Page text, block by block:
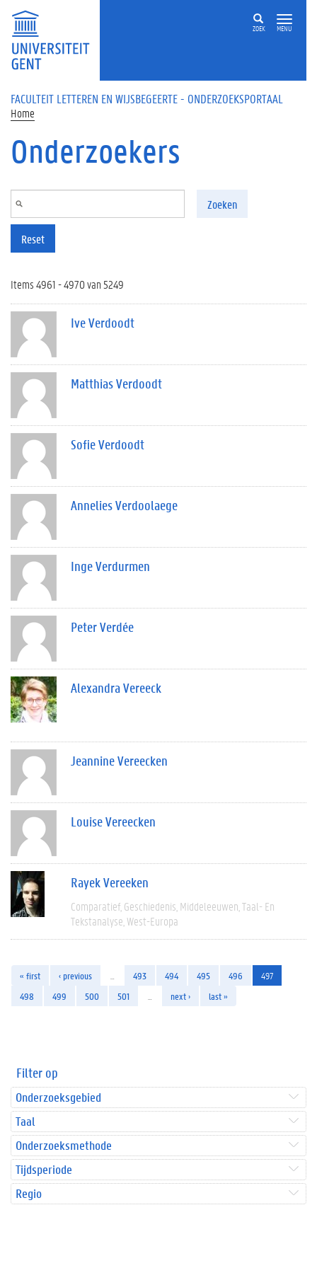
Overslaan en naar de inhoud gaan
ZOEK MENU
FACULTEIT LETTEREN EN WIJSBEGEERTE - ONDERZOEKSPORTAAL
Home
Onderzoekers
Zoeken
Reset
Items 4961 - 4970 van 5249
Ive Verdoodt
Matthias Verdoodt
Sofie Verdoodt
Annelies Verdoolaege
Inge Verdurmen
Peter Verdée
Alexandra Vereeck
Jeannine Vereecken
Louise Vereecken
Rayek Vereeken
Comparatief Geschiedenis Middeleeuwen Taal- En
Tekstanalyse West-Europa
« first ‹ previous 493 494 495 496
497
498
499 500 501 next › last »
Filter op
Onderzoeksgebied
Taal
Onderzoeksmethode
Tijdsperiode
Regio